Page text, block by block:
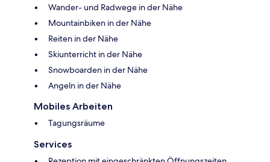
Wander- und Radwege in der Nähe
Mountainbiken in der Nähe
Reiten in der Nähe
Skiunterricht in der Nähe
Snowboarden in der Nähe
Angeln in der Nähe
Mobiles Arbeiten
Tagungsräume
Services